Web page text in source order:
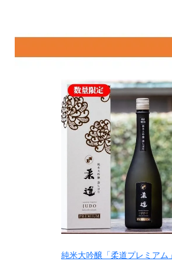
純米大吟醸「柔道プレミアム